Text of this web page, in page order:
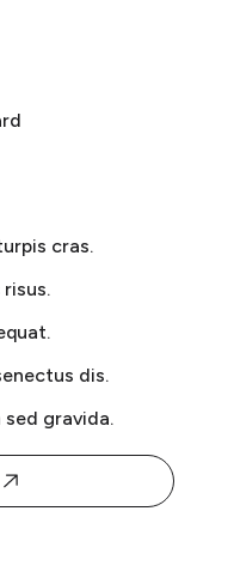
cras.
dis.
sed gravida.